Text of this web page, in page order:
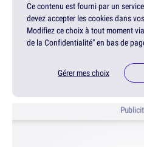
Ce contenu est fourni par un
devez accepter les cookies dans
Modifiez ce choix à tout moment
de la Confidentialité" en bas de
Gérer mes choix